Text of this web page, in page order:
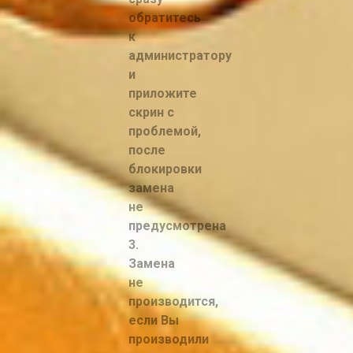
обратитесь
к
администратору
и
приложите
скрин с
проблемой,
после
блокировки
замена
не
предусмотрена
3.
Замена
не
производится,
если Вы
производили